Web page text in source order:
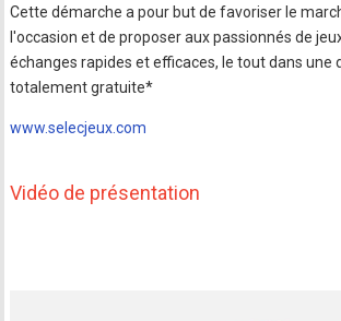
Cette démarche a pour but de favoriser le
l'occasion et de proposer aux passionnés de
échanges rapides et efficaces, le tout dans une
totalement gratuite*
www.selecjeux.com
Vidéo de présentation